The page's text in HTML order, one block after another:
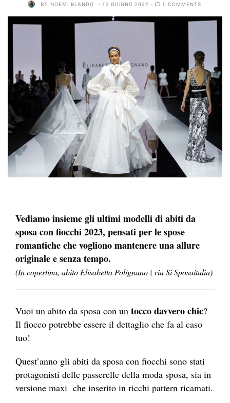
BY NOEMI BLANDO 13 GIUGNO 2022 0 COMMENTS
Vediamo insieme gli ultimi modelli di abiti da
sposa con fiocchi 2023, pensati per le spose
romantiche che vogliono mantenere una allure
originale e senza tempo.
(In copertina, abito Elisabetta Polignano | via Sì Sposaitalia)
Vuoi un abito da sposa con un tocco davvero chic?
Il fiocco potrebbe essere il dettaglio che fa al caso
tuo!
Quest’anno gli abiti da sposa con fiocchi sono stati
protagonisti delle passerelle della moda sposa, sia in
versione maxi che inserito in ricchi pattern ricamati.